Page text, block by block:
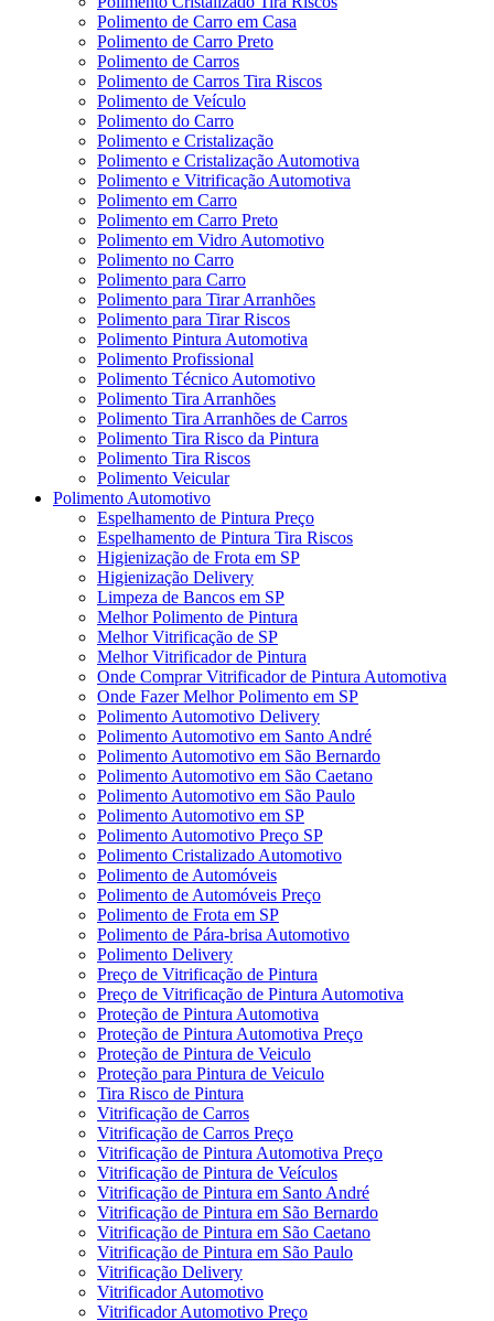
Polimento de Carro em Casa
Polimento de Carro Preto
Polimento de Carros
Polimento de Carros Tira Riscos
Polimento de Veículo
Polimento do Carro
Polimento e Cristalização
Polimento e Cristalização Automotiva
Polimento e Vitrificação Automotiva
Polimento em Carro
Polimento em Carro Preto
Polimento em Vidro Automotivo
Polimento no Carro
Polimento para Carro
Polimento para Tirar Arranhões
Polimento para Tirar Riscos
Polimento Pintura Automotiva
Polimento Profissional
Polimento Técnico Automotivo
Polimento Tira Arranhões
Polimento Tira Arranhões de Carros
Polimento Tira Risco da Pintura
Polimento Tira Riscos
Polimento Veicular
Polimento Automotivo
Espelhamento de Pintura Preço
Espelhamento de Pintura Tira Riscos
Higienização de Frota em SP
Higienização Delivery
Limpeza de Bancos em SP
Melhor Polimento de Pintura
Melhor Vitrificação de SP
Melhor Vitrificador de Pintura
Onde Comprar Vitrificador de Pintura Automotiva
Onde Fazer Melhor Polimento em SP
Polimento Automotivo Delivery
Polimento Automotivo em Santo André
Polimento Automotivo em São Bernardo
Polimento Automotivo em São Caetano
Polimento Automotivo em São Paulo
Polimento Automotivo em SP
Polimento Automotivo Preço SP
Polimento Cristalizado Automotivo
Polimento de Automóveis
Polimento de Automóveis Preço
Polimento de Frota em SP
Polimento de Pára-brisa Automotivo
Polimento Delivery
Preço de Vitrificação de Pintura
Preço de Vitrificação de Pintura Automotiva
Proteção de Pintura Automotiva
Proteção de Pintura Automotiva Preço
Proteção de Pintura de Veiculo
Proteção para Pintura de Veiculo
Tira Risco de Pintura
Vitrificação de Carros
Vitrificação de Carros Preço
Vitrificação de Pintura Automotiva Preço
Vitrificação de Pintura de Veículos
Vitrificação de Pintura em Santo André
Vitrificação de Pintura em São Bernardo
Vitrificação de Pintura em São Caetano
Vitrificação de Pintura em São Paulo
Vitrificação Delivery
Vitrificador Automotivo
Vitrificador Automotivo Preço